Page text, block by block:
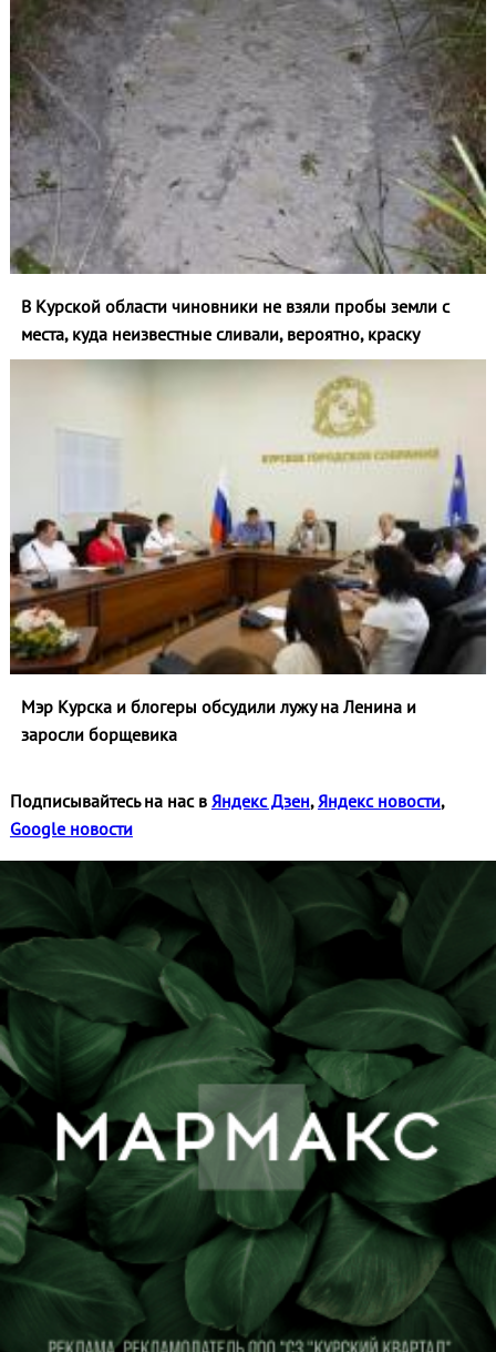
В Курской области чиновники не взяли пробы земли с
места, куда неизвестные сливали, вероятно, краску
Мэр Курска и блогеры обсудили лужу на Ленина и
заросли борщевика
Подписывайтесь на нас в Яндекс Дзен, Яндекс новости,
Google новости